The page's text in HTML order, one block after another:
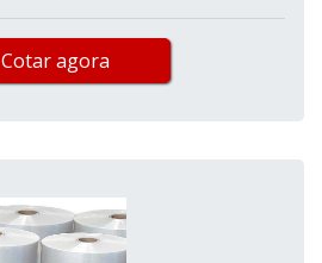
Cotar agora